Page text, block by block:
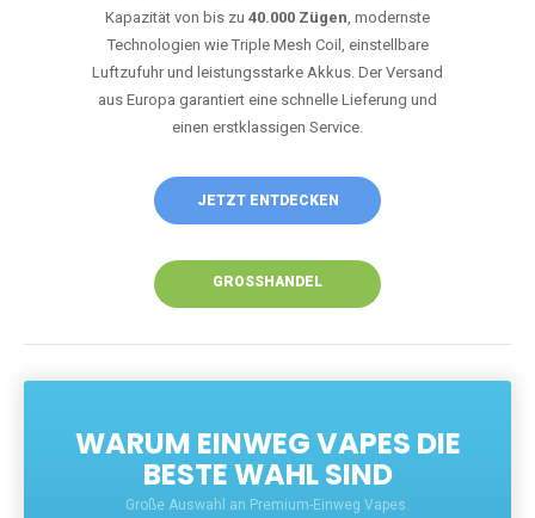
Kapazität von bis zu 40.000 Zügen, modernste
Technologien wie Triple Mesh Coil, einstellbare
Luftzufuhr und leistungsstarke Akkus. Der Versand
aus Europa garantiert eine schnelle Lieferung und
einen erstklassigen Service.
JETZT ENTDECKEN
GROSSHANDEL
WARUM EINWEG VAPES DIE
BESTE WAHL SIND
Große Auswahl an Premium-Einweg Vapes.